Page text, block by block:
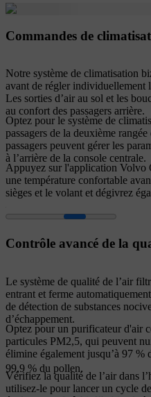
Commandes de
Notre système de climatisation
avant de régler individuellement
Les sorties d’air au sol et les
au confort des passagers arrière.
Optez pour le système de
passagers de la deuxième
passagers peuvent gérer les
à l’arrière de la console centrale.
Appuyez sur l'application Volvo
une température confortable
sièges et le volant et dégivrez
Contrôle avancé de la
Le système de qualité de l’air
entrant et ferme
de détection de substances
d’échappement.
Optez pour un purificateur d'air
particules PM2,5, qui peuvent
élimine également jusqu’à 97 %
99,9 % du pollen.
Vérifiez la qualité de l’air dans
utilisez-le pour lancer un cycle